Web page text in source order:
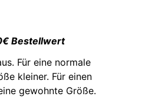
Bestellwert
Für eine normale
kleiner. Für einen
gewohnte Größe.